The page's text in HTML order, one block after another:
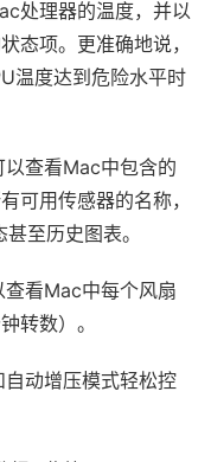
处理器的温度，并以
态项。更准确地说，
温度达到危险水平时
查看Mac中包含的
可用传感器的名称，
至历史图表。
看Mac中每个风扇
转数）。
动增压模式轻松控